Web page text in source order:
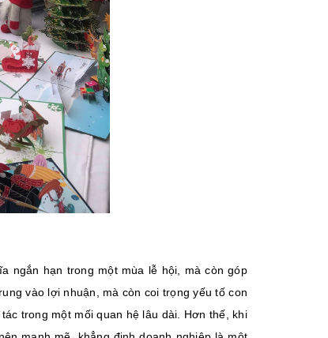
ngắn hạn trong một mùa lễ hội, mà còn góp
vào lợi nhuận, mà còn coi trọng yếu tố con
trong một mối quan hệ lâu dài. Hơn thế, khi